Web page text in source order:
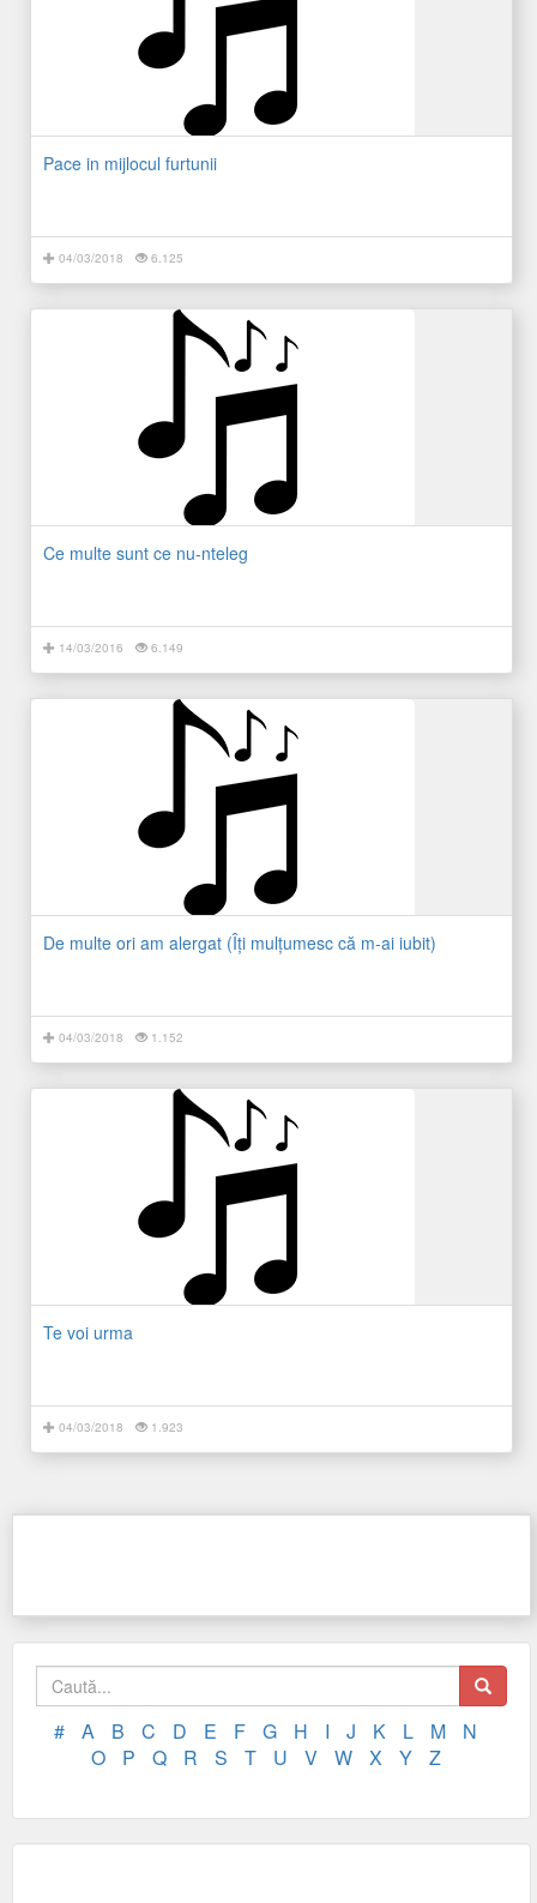
Pace in mijlocul furtunii
04/03/2018 6.125
Ce multe sunt ce nu-nteleg
14/03/2016 6.149
De multe ori am alergat (Îţi mulţumesc că m-ai iubit)
04/03/2018 1.152
Te voi urma
04/03/2018 1.923
# A B C D E F G H I J K L M
N
O
P Q R S T U V W X Y Z